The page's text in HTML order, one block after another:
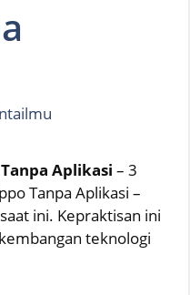
Aplikasi – 3
Tanpa Aplikasi –
ini. Kepraktisan ini
teknologi